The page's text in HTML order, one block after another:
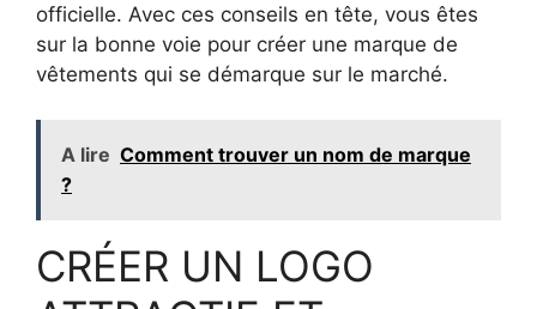
officielle. Avec ces conseils en tête, vous êtes
sur la bonne voie pour créer une marque de
vêtements qui se démarque sur le marché.
A lire Comment trouver un nom de marque
?
CRÉER UN LOGO